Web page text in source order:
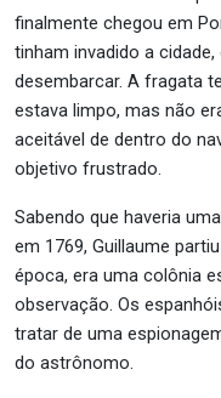
finalmente chegou em
tinham invadido a
desembarcar. A fragata
estava limpo, mas não
aceitável de dentro do
objetivo frustrado.
Sabendo que haveria
em 1769, Guillaume
época, era uma colônia
observação. Os
tratar de uma
do astrônomo.